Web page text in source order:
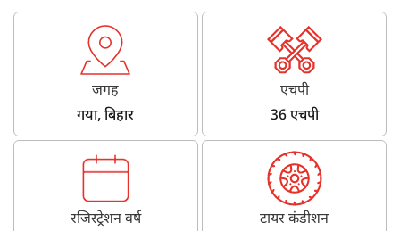
जगह
गया, बिहार
एचपी
36 एचपी
रजिस्ट्रेशन वर्ष
टायर कंडीशन